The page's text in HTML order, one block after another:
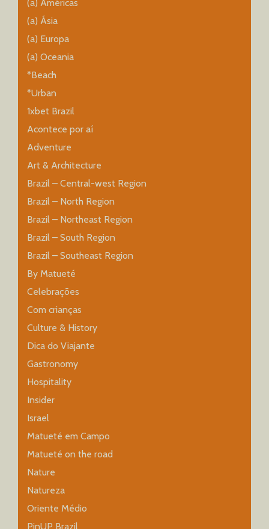
(a) Américas
(a) Ásia
(a) Europa
(a) Oceania
*Beach
*Urban
1xbet Brazil
Acontece por aí
Adventure
Art & Architecture
Brazil – Central-west Region
Brazil – North Region
Brazil – Northeast Region
Brazil – South Region
Brazil – Southeast Region
By Matueté
Celebrações
Com crianças
Culture & History
Dica do Viajante
Gastronomy
Hospitality
Insider
Israel
Matueté em Campo
Matueté on the road
Nature
Natureza
Oriente Médio
PinUP Brazil